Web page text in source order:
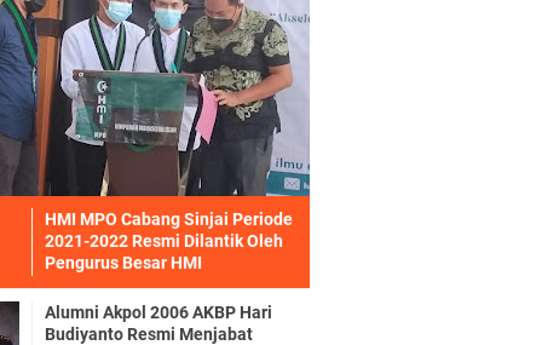
HMI MPO Cabang Sinjai Periode
2021-2022 Resmi Dilantik Oleh
Pengurus Besar HMI
Alumni Akpol 2006 AKBP Hari
Budiyanto Resmi Menjabat